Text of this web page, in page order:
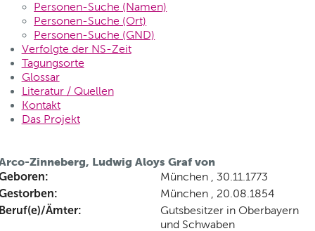
Personen-Suche (Namen)
Personen-Suche (Ort)
Personen-Suche (GND)
Verfolgte der NS-Zeit
Tagungsorte
Glossar
Literatur / Quellen
Kontakt
Das Projekt
Zinneberg, Ludwig Aloys Graf von
München , 30.11.1773
München , 20.08.1854
Ämter:
Gutsbesitzer in Oberbayern
und Schwaben